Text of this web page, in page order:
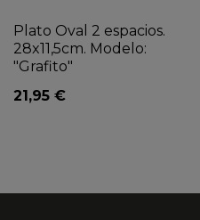
Plato Oval 2 espacios.
28x11,5cm. Modelo:
"Grafito"
21,95 €